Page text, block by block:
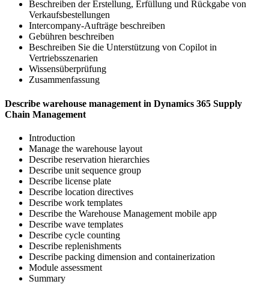
Beschreiben der Erstellung, Erfüllung und Rückgabe von
Verkaufsbestellungen
Intercompany-Aufträge beschreiben
Gebühren beschreiben
Beschreiben Sie die Unterstützung von Copilot in
Vertriebsszenarien
Wissensüberprüfung
Zusammenfassung
Describe warehouse management in Dynamics 365 Supply
Chain Management
Introduction
Manage the warehouse layout
Describe reservation hierarchies
Describe unit sequence group
Describe license plate
Describe location directives
Describe work templates
Describe the Warehouse Management mobile app
Describe wave templates
Describe cycle counting
Describe replenishments
Describe packing dimension and containerization
Module assessment
Summary